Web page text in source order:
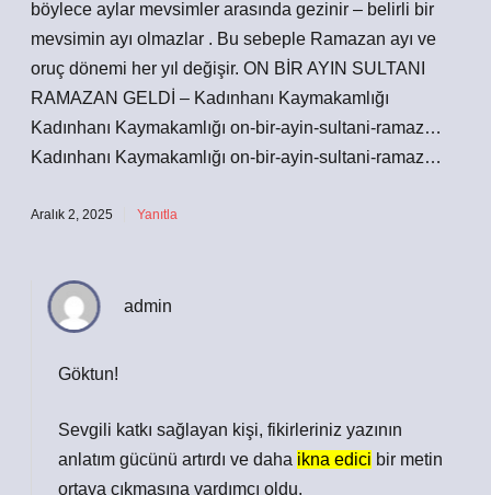
böylece aylar mevsimler arasında gezinir – belirli bir
mevsimin ayı olmazlar . Bu sebeple Ramazan ayı ve
oruç dönemi her yıl değişir. ON BİR AYIN SULTANI
RAMAZAN GELDİ – Kadınhanı Kaymakamlığı
Kadınhanı Kaymakamlığı on-bir-ayin-sultani-ramaz…
Kadınhanı Kaymakamlığı on-bir-ayin-sultani-ramaz…
Aralık 2, 2025 Yanıtla
admin
Göktun!
Sevgili katkı sağlayan kişi, fikirleriniz yazının
anlatım gücünü artırdı ve daha ikna edici bir metin
ortaya çıkmasına yardımcı oldu.